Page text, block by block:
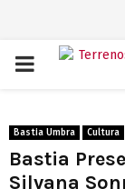
PRIMARY
Bastia Umbra Cultura
Bastia
Silvana